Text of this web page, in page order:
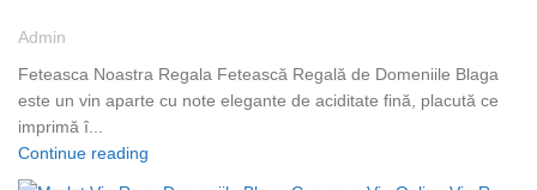
Admin
Feteasca Noastra Regala Fetească Regală de Domeniile Blaga
este un vin aparte cu note elegante de aciditate fină, placută ce
imprimă î...
Continue reading